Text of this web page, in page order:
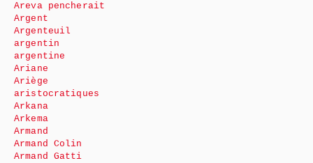
Areva pencherait
Argent
Argenteuil
argentin
argentine
Ariane
Ariège
aristocratiques
Arkana
Arkema
Armand
Armand Colin
Armand Gatti